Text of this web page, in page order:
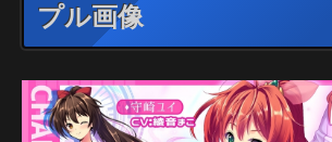
プル画像